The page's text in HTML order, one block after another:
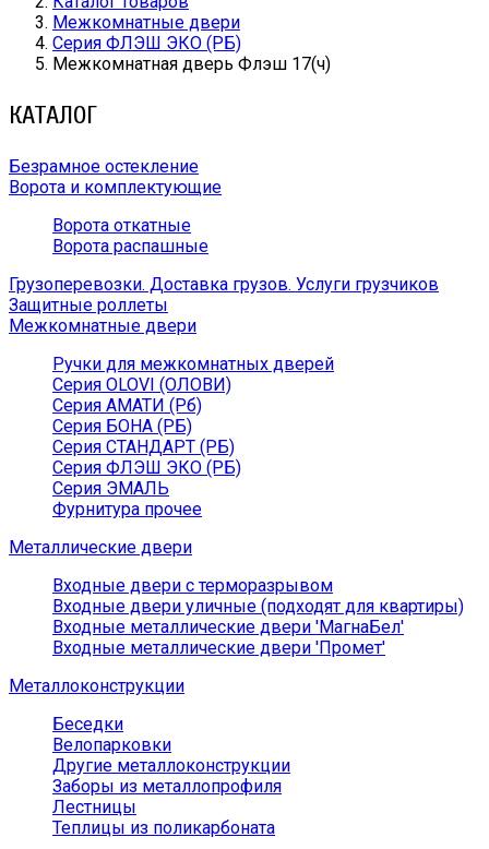
Межкомнатные двери
Серия ФЛЭШ ЭКО (РБ)
Межкомнатная дверь Флэш 17(ч)
КАТАЛОГ
Безрамное остекление
Ворота и комплектующие
Ворота откатные
Ворота распашные
Грузоперевозки. Доставка грузов. Услуги грузчиков
Защитные роллеты
Межкомнатные двери
Ручки для межкомнатных дверей
Серия OLOVI (ОЛОВИ)
Серия АМАТИ (Рб)
Серия БОНА (РБ)
Серия СТАНДАРТ (РБ)
Серия ФЛЭШ ЭКО (РБ)
Серия ЭМАЛЬ
Фурнитура прочее
Металлические двери
Входные двери с терморазрывом
Входные двери уличные (подходят для квартиры)
Входные металлические двери 'МагнаБел'
Входные металлические двери 'Промет'
Металлоконструкции
Беседки
Велопарковки
Другие металлоконструкции
Заборы из металлопрофиля
Лестницы
Теплицы из поликарбоната